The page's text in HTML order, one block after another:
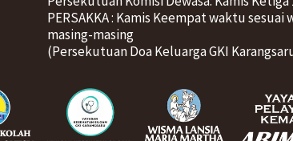
PERSAKKA : Kamis Keempat waktu sesuai
masing-masing
(Persekutuan Doa Keluarga GKI